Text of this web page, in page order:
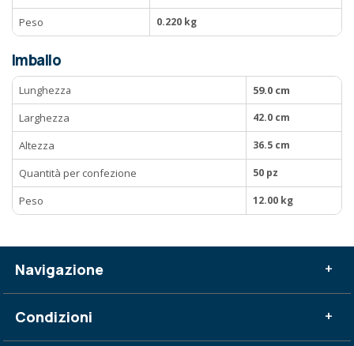
Peso 0.220 kg
Imballo
Lunghezza
59.0 cm
Larghezza
42.0 cm
Altezza 36.5 cm
Quantità per confezione 50 pz
Peso 12.00 kg
Navigazione +
Condizioni +